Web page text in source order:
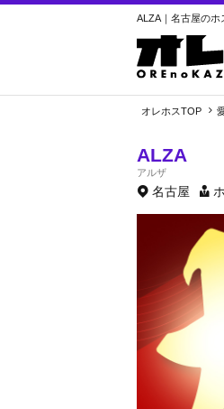
ALZA｜名古屋のホ
オレホスTOP
ALZA
アルザ
名古屋